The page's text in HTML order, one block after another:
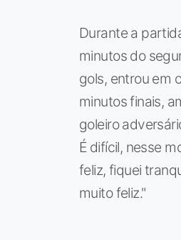
Durante a
minutos do
gols, entrou em
minutos finais,
goleiro
É difícil, nesse
feliz, fiquei
muito feliz."